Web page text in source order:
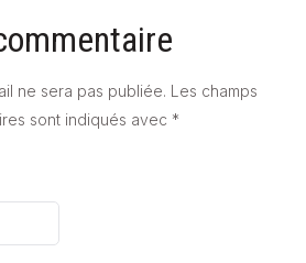
ne sera pas publiée. Les champs
sont indiqués avec *